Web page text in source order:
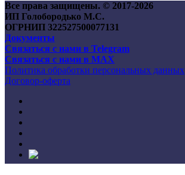
Все права защищены. © 2017-2026
ИП Голобородько М.С.
ОГРНИП 322527500077131
Документы
Связаться с нами в Telegram
Связаться с нами в MAX
Политика обработки персональных данных
Договор-оферта